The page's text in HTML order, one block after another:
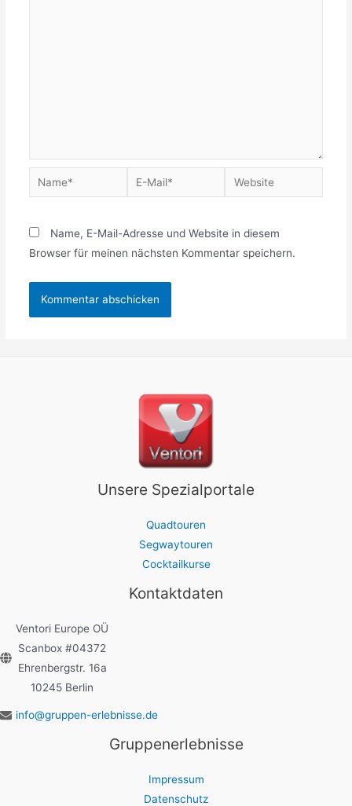
Name, E-Mail-Adresse und Website in diesem
Browser für meinen nächsten Kommentar speichern.
Unsere Spezialportale
Quadtouren
Segwaytouren
Cocktailkurse
Kontaktdaten
Ventori Europe OÜ
Scanbox #04372
Ehrenbergstr. 16a
10245 Berlin
info@gruppen-erlebnisse.de
Gruppenerlebnisse
Impressum
Datenschutz